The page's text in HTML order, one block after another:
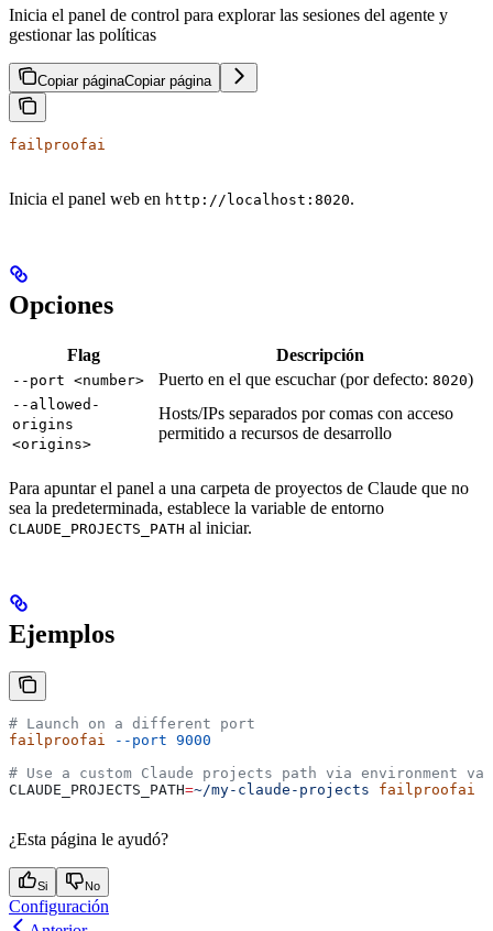
Inicia el panel de control para explorar las sesiones del agente y
gestionar las políticas
Copiar páginaCopiar página
failproofai
Inicia el panel web en http://localhost:8020.
Opciones
Flag Descripción
--port <number> Puerto en el que escuchar (por defecto: 8020)
--allowed-
origins
<origins>
Hosts/IPs separados por comas con acceso
permitido a recursos de desarrollo
Para apuntar el panel a una carpeta de proyectos de Claude que no
sea la predeterminada, establece la variable de entorno
CLAUDE_PROJECTS_PATH al iniciar.
Ejemplos
# Launch on a different port
failproofai
--port 9000
# Use a custom Claude projects path via environment
CLAUDE_PROJECTS_PATH=~/my-claude-projects failproofai
¿Esta página le ayudó?
Si No
Configuración